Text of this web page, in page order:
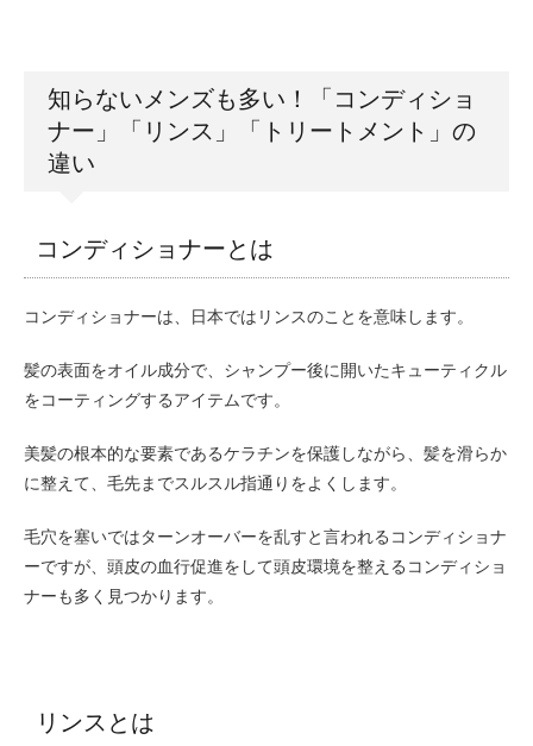
知らないメンズも多い！「コンディショ
ナー」「リンス」「トリートメント」の
違い
コンディショナーとは
コンディショナーは、日本ではリンスのことを意味します。
髪の表面をオイル成分で、シャンプー後に開いたキューティクル
をコーティングするアイテムです。
美髪の根本的な要素であるケラチンを保護しながら、髪を滑らか
に整えて、毛先までスルスル指通りをよくします。
毛穴を塞いではターンオーバーを乱すと言われるコンディショナ
ーですが、頭皮の血行促進をして頭皮環境を整えるコンディショ
ナーも多く見つかります。
リンスとは